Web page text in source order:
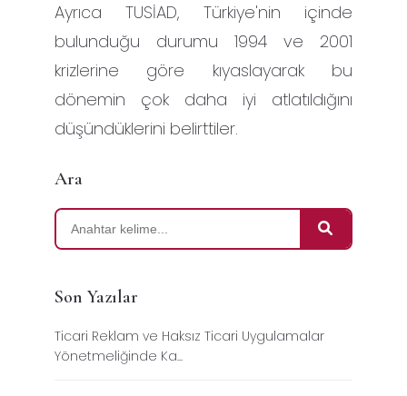
Ayrıca TUSİAD, Türkiye'nin içinde
bulunduğu durumu 1994 ve 2001
krizlerine göre kıyaslayarak bu
dönemin çok daha iyi atlatıldığını
düşündüklerini belirttiler.
Ara
Son Yazılar
Ticari Reklam ve Haksız Ticari Uygulamalar
Yönetmeliğinde Ka...